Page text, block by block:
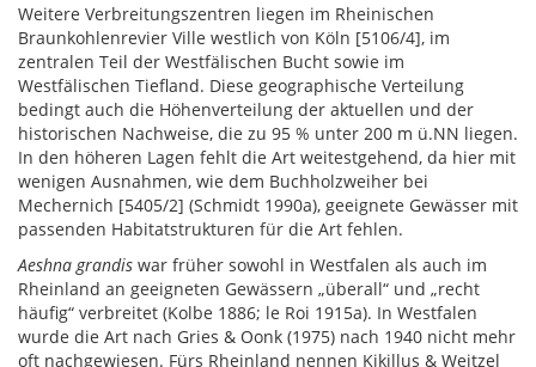
Weitere Verbreitungszentren liegen im Rheinischen
Braunkohlenrevier Ville westlich von Köln [5106/4], im
zentralen Teil der Westfälischen Bucht sowie im
Westfälischen Tiefland. Diese geographische Verteilung
bedingt auch die Höhenverteilung der aktuellen und der
historischen Nachweise, die zu 95 % unter 200 m ü.NN liegen.
In den höheren Lagen fehlt die Art weitestgehend, da hier mit
wenigen Ausnahmen, wie dem Buchholzweiher bei
Mechernich [5405/2] (Schmidt 1990a), geeignete Gewässer mit
passenden Habitatstrukturen für die Art fehlen.
Aeshna grandis war früher sowohl in Westfalen als auch im
Rheinland an geeigneten Gewässern „überall“ und „recht
häufig“ verbreitet (Kolbe 1886; le Roi 1915a). In Westfalen
wurde die Art nach Gries & Oonk (1975) nach 1940 nicht mehr
oft nachgewiesen. Fürs Rheinland nennen Kikillus & Weitzel